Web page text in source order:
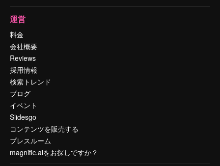
運営
料金
会社概要
Reviews
採用情報
検索トレンド
ブログ
イベント
Slidesgo
コンテンツを販売する
プレスルーム
magnific.aiをお探しですか？